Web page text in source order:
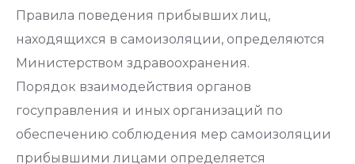
Правила поведения прибывших лиц,
находящихся в самоизоляции, определяются
Министерством здравоохранения.
Порядок взаимодействия органов
госуправления и иных организаций по
обеспечению соблюдения мер самоизоляции
прибывшими лицами определяется